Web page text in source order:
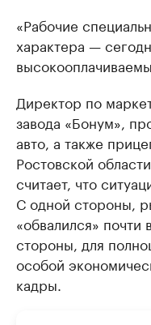
«Рабочие
характера —
Директор по
завода «Бонум»,
авто, а также
Ростовской
считает, что
С одной стороны,
«обвалился» почти
стороны, для
особой
кадры.